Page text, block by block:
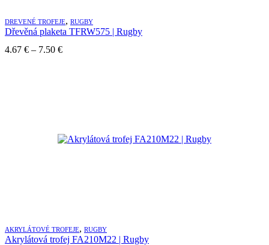
DREVENÉ TROFEJE, RUGBY
Dřevěná plaketa TFRW575 | Rugby
4.67 € – 7.50 €Price
AKRYLÁTOVÉ TROFEJE, RUGBY
Akrylátová trofej FA210M22 | Rugby